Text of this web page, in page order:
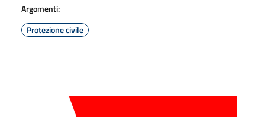
Argomenti:
Protezione civile